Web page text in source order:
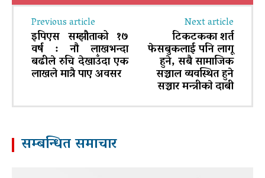
Previous article
इपिएस सम्झौताको १७
वर्ष : नाै लाखभन्दा
बढीले रुचि देखाउँदा एक
लाखले मात्रै पाए अवसर
Next article
टिकटकका शर्त
फेसबुकलाई पनि लागू
हुने, सबै सामाजिक
सञ्चाल व्यवस्थित हुने
सञ्चार मन्त्रीकाे दाबी
सम्बन्धित समाचार